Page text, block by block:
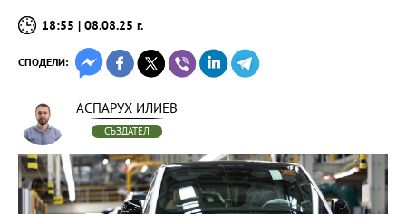
18:55 | 08.08.25 г.
СПОДЕЛИ:
АСПАРУХ ИЛИЕВ
СЪЗДАТЕЛ